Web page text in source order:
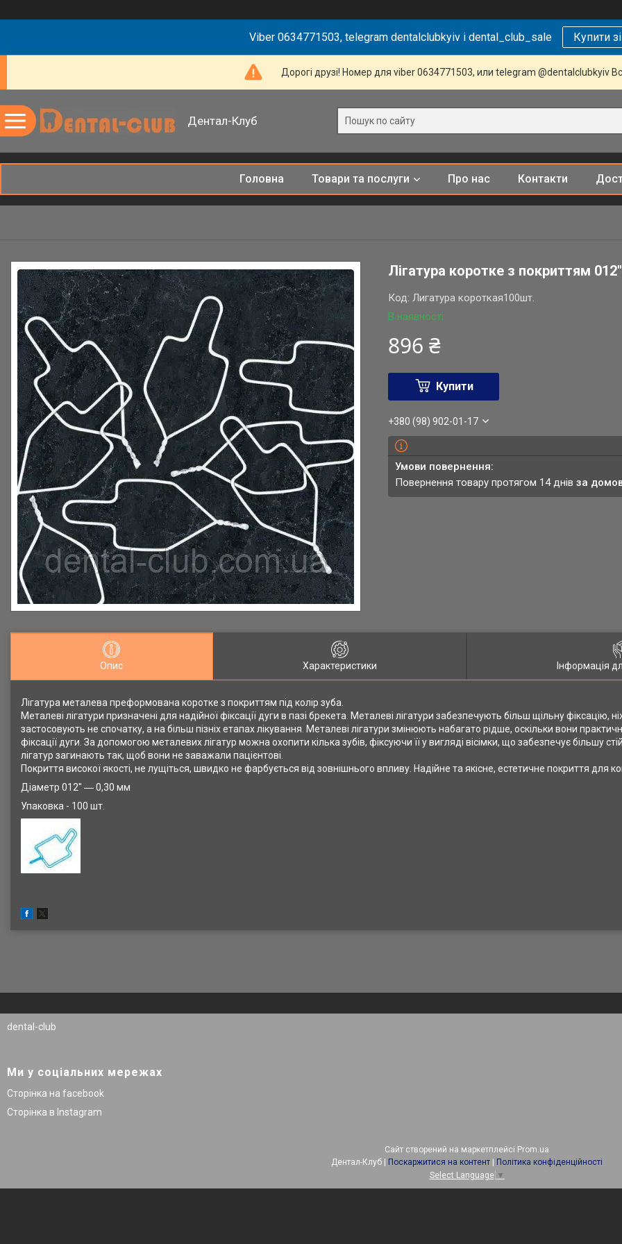
Viber 0634771503, telegram dentalclubkyiv і dental_club_sale Купити
Дорогі друзі! Номер для viber 0634771503, или telegram @dentalclubkyiv
Дентал-Клуб
Головна Товари та послуги Про нас Контакти
Лігатура коротке з покриттям
В наявності
Код:Лигатура короткая100шт.
896 ₴
Купити
+380 (98) 902-01-17
повернення товару протягом 14 днівза
Опис Характеристики Інформація
Лігатура металева преформована коротке з покриттям під колір зуба.
Металеві лігатури призначені для надійної фіксації дуги в пазі брекета. Металеві лігатури забезпечують більш щільну фіксацію,
застосовують не спочатку, а на більш пізніх етапах лікування. Металеві лігатури змінюють набагато рідше, оскільки вони
фіксації дуги. За допомогою металевих лігатур можна охопити кілька зубів, фіксуючи її у вигляді вісімки, що забезпечує більшу
лігатур загинають так, щоб вони не заважали пацієнтові.
Покриття високої якості, не лущіться, швидко не фарбується від зовнішнього впливу. Надійне та якісне, естетичне покриття для
Діаметр 012" ― 0,30 мм
Упаковка - 100 шт.
dental-club
Ми у соціальних мережах
Сторінка на facebook
Сторінка в Instagram
Сайт створений на маркетплейсі Prom.ua
Поскаржитися на контент
Політика конфіденційності
Select Language ▼